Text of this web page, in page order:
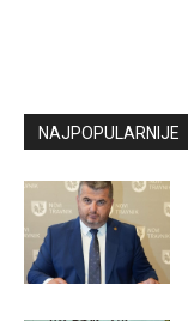
NAJPOPULARNIJE